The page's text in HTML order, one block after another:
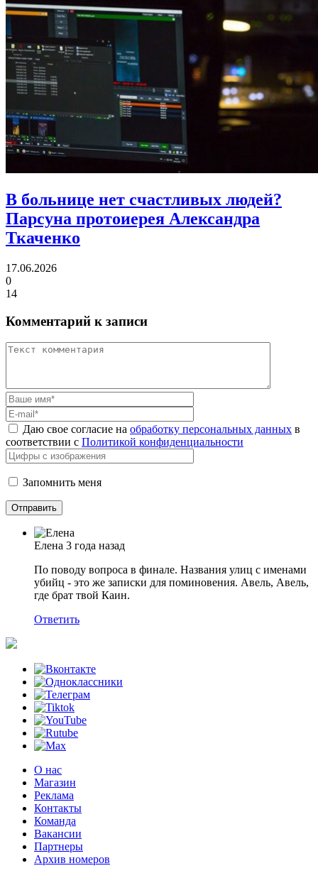
В больнице нет счастливых людей?
Парсуна протоиерея Александра
Ткаченко
17.06.2026
0
14
Комментарий к записи
Даю свое согласие на обработку персональных данных в
соответствии с Политикой конфиденциальности
Запомнить меня
Елена 3 года назад
По поводу вопроса в финале. Названия улиц с именами
убийц - это же записки для поминовения. Авель, Авель,
где брат твой Каин.
Ответить
О нас
Магазин
Реклама
Контакты
Команда
Вакансии
Партнеры
Архив номеров